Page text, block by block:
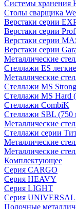
Системы хранения
Столы сварщика
Верстаки серии
Верстаки серии
Верстаки серии
Верстаки серии
Металлические
Стеллажи ES
Металлические
Стеллажи MS
Стеллажи MS Hard
Стеллажи CombiK
Стеллажи SBL (750
Металлические
Стеллажи серии
Металлические
Металлические
Комплектующее
Серия CARGO
Серия HEAVY
Серия LIGHT
Серия UNIVERSAL
Полочные